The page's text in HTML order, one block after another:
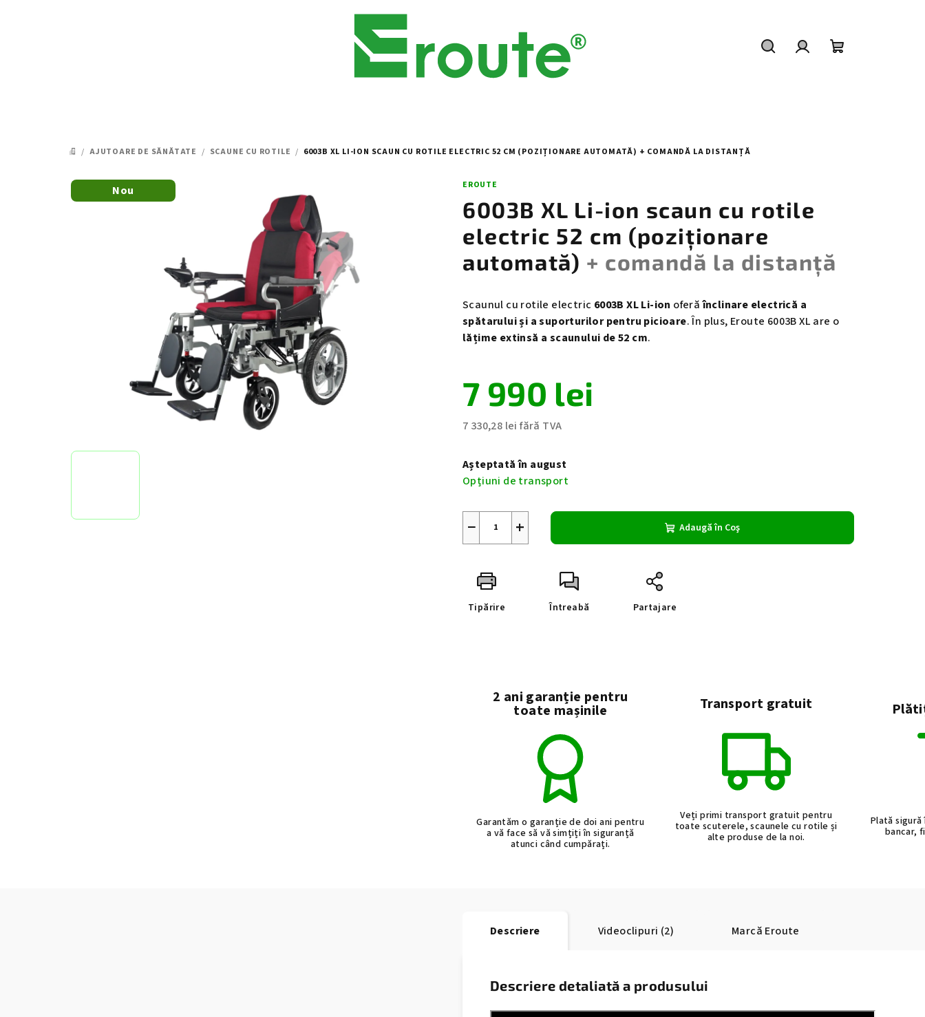
ACASĂ
/ AJUTOARE DE SĂNĂTATE / SCAUNE CU ROTILE / 6003B XL LI-ION SCAUN CU ROTILE ELECTRIC 52 CM (POZIȚIONARE AUTOMATĂ) + COMANDĂ LA DISTANȚĂ
EROUTE
6003B XL Li-ion scaun cu rotile
electric 52 cm (poziționare
automată) + comandă la distanță
Scaunul cu rotile electric 6003B XL Li-ion oferăînclinare electrică a
spătarului și a suporturilor pentru picioare. În plus, Eroute 6003B XL are o
lățime extinsă a scaunului de 52 cm.
7 990 lei
7 330,28 lei fără TVA
preţ:
Așteptată în august
Opțiuni de transport
+
− Adaugă în Coş
Tipărire Întreabă Partajare
Nou
2 ani garanție pentru
toate mașinile
Garantăm o garanție de doi ani pentru
a vă face să vă simțiți în siguranță
atunci când cumpărați.
Transport gratuit
Veți primi transport gratuit pentru
toate scuterele, scaunele cu rotile și
alte produse de la noi.
Plată
bancar,
Descriere Videoclipuri (2) Marcă Eroute
Descriere detaliată a produsului